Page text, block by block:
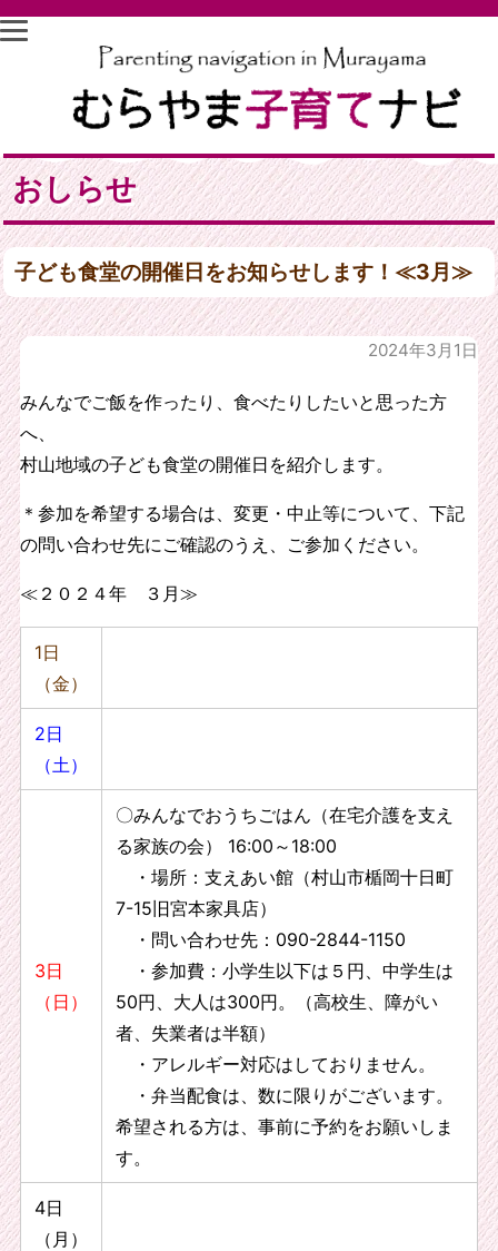
おしらせ
子ども食堂の開催日をお知らせします！≪3月≫
2024年3月1日
みんなでご飯を作ったり、食べたりしたいと思った方
へ、
村山地域の子ども食堂の開催日を紹介します。
＊ 参加を希望する場合は、変更・中止等について、下記
の問い合わせ先にご確認のうえ、ご参加ください。
≪２０２４年 ３月≫
1日
（金）
2日
（土）
3日
（日）
〇みんなでおうちごはん（在宅介護を支え
る家族の会） 16:00～18:00
・場所：支えあい館（村山市楯岡十日町
7-15旧宮本家具店）
・問い合わせ先：090-2844-1150
・参加費：小学生以下は５円、中学生は
50円、大人は300円。（高校生、障がい
者、失業者は半額）
・アレルギー対応はしておりません。
・弁当配食は、数に限りがございます。
希望される方は、事前に予約をお願いしま
す。
4日
（月）